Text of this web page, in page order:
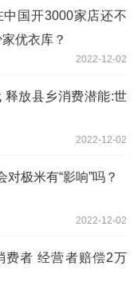
国开3000家店还不
优衣库？
2022-12-02
释放县乡消费潜能:世
2022-12-02
对极米有“影响”吗？
2022-12-02
费者 经营者赔偿2万